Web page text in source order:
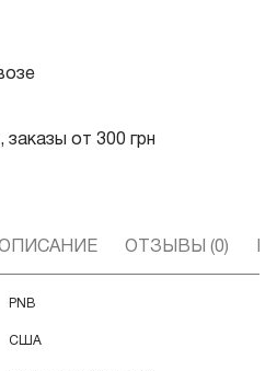
от 300 грн
ОТЗЫВЫ (0)
PNB
США